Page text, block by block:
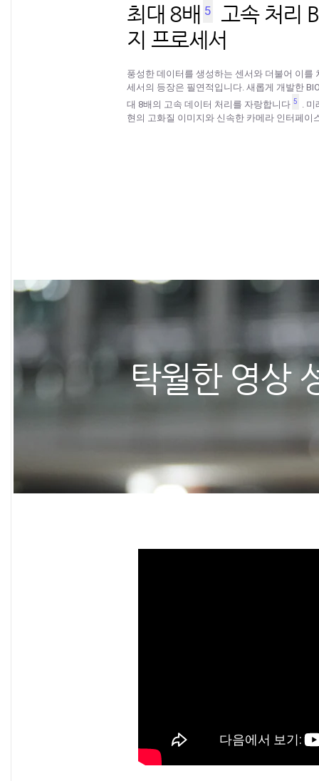
최대 8배 5
고속 처리
지 프로세서
풍성한 데이터를 생성하는 센서와 더불어 이를
세서의 등장은 필연적입니다. 새롭게 개발한
대 8배의 고속 데이터 처리를 자랑합니다 5
.
현의 고화질 이미지와 신속한 카메라 인터페이
탁월한 영상